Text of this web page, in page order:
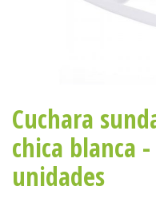
Cuchara
chica blanca
unidades